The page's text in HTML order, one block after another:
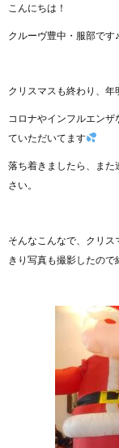
こんにちは！
クルーヴ豊中・服部です♪
クリスマスも終わり、年
コロナやインフルエン
ていただいてます
落ち着きましたら、ま
さい。
そんなこんなで、クリ
きり写真も撮影したので